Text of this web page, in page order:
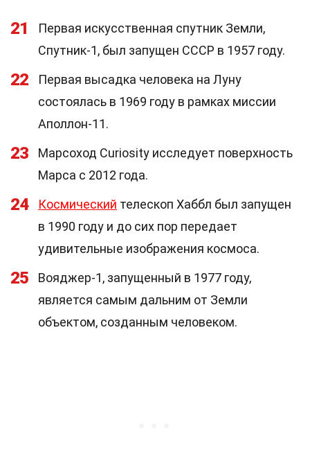
21
Первая искусственная спутник Земли,
Спутник-1, был запущен СССР в 1957 году.
22
Первая высадка человека на Луну
состоялась в 1969 году в рамках миссии
Аполлон-11.
23
Марсоход Curiosity исследует поверхность
Марса с 2012 года.
24 Космический телескоп Хаббл был запущен
в 1990 году и до сих пор передает
удивительные изображения космоса.
25
Вояджер-1, запущенный в 1977 году,
является самым дальним от Земли
объектом, созданным человеком.